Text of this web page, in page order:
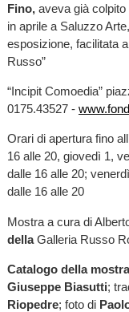
Fino,aveva già colpito
in aprile a Saluzzo
esposizione, facilitata
Russo”
“Incipit Comoedia”
0175.43527 -
Orari di apertura fino
16 alle 20, giovedì 1,
dalle 16 alle 20;
dalle 16 alle 20
Mostra a cura di
dellaGalleria Russo
Catalogo della
Giuseppe Biasutti;
Riopedre; foto di